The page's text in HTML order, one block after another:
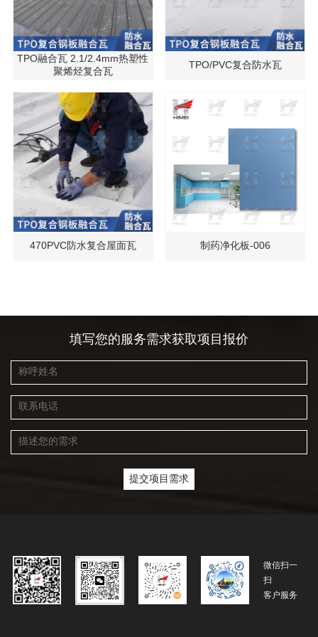
TPO融合瓦 2.1/2.4mm热塑性
聚烯烃复合瓦
TPO/PVC复合防水瓦
470PVC防水复合屋面瓦 制药净化板-006
填写您的服务需求获取项目报价
微信扫一
扫
客户服务